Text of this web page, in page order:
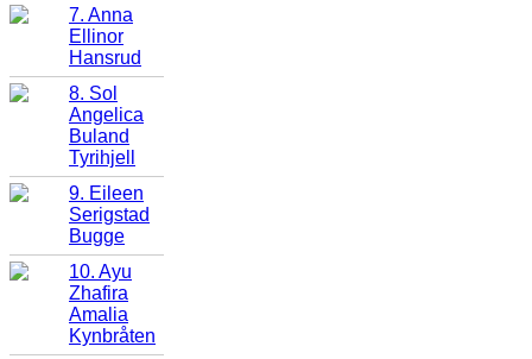
7. Anna
Ellinor
Hansrud
8. Sol
Angelica
Buland
Tyrihjell
9. Eileen
Serigstad
Bugge
10. Ayu
Zhafira
Amalia
Kynbråten